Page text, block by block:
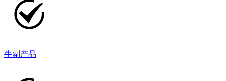
牛副产品